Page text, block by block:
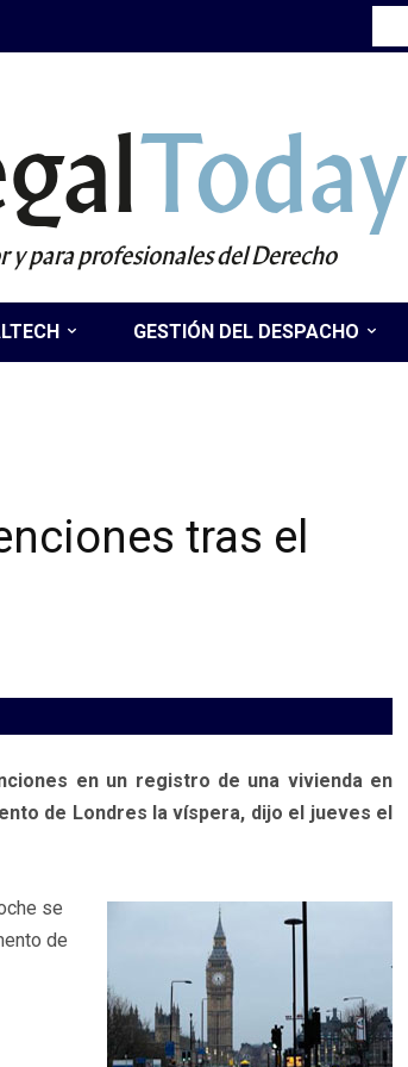
Today
y para profesionales del Derecho
GESTIÓN DEL DESPACHO
tras el
en un registro de una vivienda en
de Londres la víspera, dijo el jueves el
se
de